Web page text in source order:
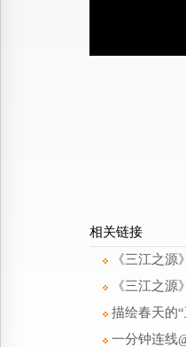
相关链接
《三江之
《三江之
描绘春天的
一分钟连线